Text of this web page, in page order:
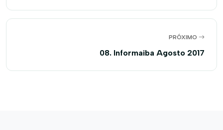
PRÓXIMO
08. Informaiba Agosto 2017